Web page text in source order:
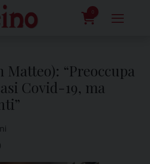
0
Matteo): “Preoccupa
Covid-19, ma